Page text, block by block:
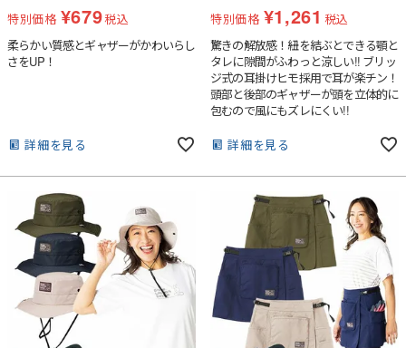
特別価格 ¥679税込
柔らかい質感とギャザーがかわいらし
さをUP！
詳細を見る
特別価格 ¥1,261 税込
驚きの解放感！紐を結ぶとできる顎と
タレに隙間がふわっと涼しい!! ブリッ
ジ式の耳掛けヒモ採用で耳が楽チン！
頭部と後部のギャザーが頭を立体的に
包むので風にもズレにくい!!
詳細を見る